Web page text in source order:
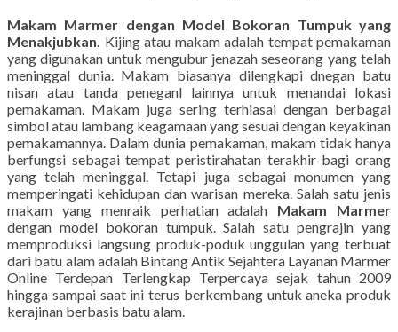
Makam Marmer dengan Model Bokoran Tumpuk yang
Menakjubkan. Kijing atau makam adalah tempat pemakaman
yang digunakan untuk mengubur jenazah seseorang yang telah
meninggal dunia. Makam biasanya dilengkapi dnegan batu
nisan atau tanda peneganl lainnya untuk menandai lokasi
pemakaman. Makam juga sering terhiasai dengan berbagai
simbol atau lambang keagamaan yang sesuai dengan keyakinan
pemakamannya. Dalam dunia pemakaman, makam tidak hanya
berfungsi sebagai tempat peristirahatan terakhir bagi orang
yang telah meninggal. Tetapi juga sebagai monumen yang
memperingati kehidupan dan warisan mereka. Salah satu jenis
makam yang menraik perhatian adalah Makam Marmer
dengan model bokoran tumpuk. Salah satu pengrajin yang
memproduksi langsung produk-poduk unggulan yang terbuat
dari batu alam adalah Bintang Antik Sejahtera Layanan Marmer
Online Terdepan Terlengkap Terpercaya sejak tahun 2009
hingga sampai saat ini terus berkembang untuk aneka produk
kerajinan berbasis batu alam.